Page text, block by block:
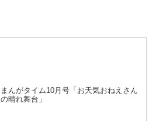
まんがタイム10月号「お天気おねえさん
の晴れ舞台」